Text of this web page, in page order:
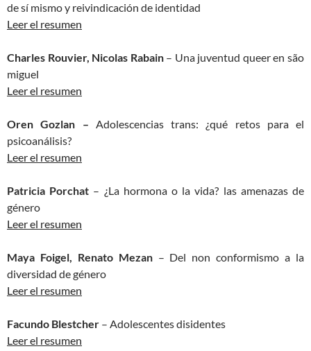
de sí mismo y reivindicación de identidad
Leer el resumen
Charles Rouvier, Nicolas Rabain– Una juventud queeren são
miguel
Leer el resumen
Oren Gozlan – Adolescencias trans: ¿qué retos para el
psicoanálisis?
Leer el resumen
Patricia Porchat – ¿La hormona o la vida? las amenazas de
género
Leer el resumen
Maya Foigel, Renato Mezan– Del non conformismo a la
diversidad de género
Leer el resumen
Facundo Blestcher – Adolescentes disidentes
Leer el resumen